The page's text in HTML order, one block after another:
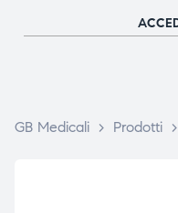
GB Medicali > Prodotti >